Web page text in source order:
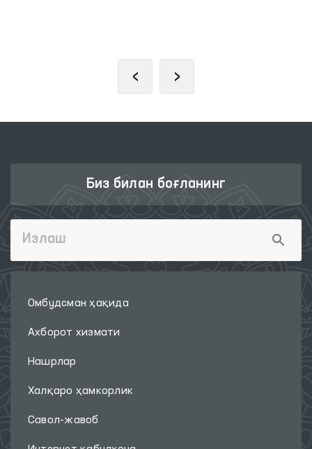
‹ ›
Биз билан боғланинг
Омбудсман ҳақида
Ахборот хизмати
Нашрлар
Халқаро ҳамкорлик
Савол-жавоб